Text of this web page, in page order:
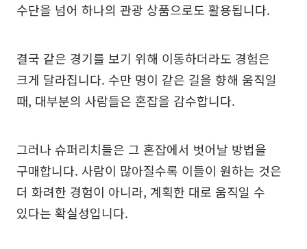
수단을 넘어 하나의 관광 상품으로도 활용됩니다.
결국 같은 경기를 보기 위해 이동하더라도 경험은
크게 달라집니다. 수만 명이 같은 길을 향해 움직일
때, 대부분의 사람들은 혼잡을 감수합니다.
그러나 슈퍼리치들은 그 혼잡에서 벗어날 방법을
구매합니다. 사람이 많아질수록 이들이 원하는 것은
더 화려한 경험이 아니라, 계획한 대로 움직일 수
있다는 확실성입니다.